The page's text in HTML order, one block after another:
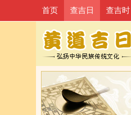
首页 查吉日 查吉时